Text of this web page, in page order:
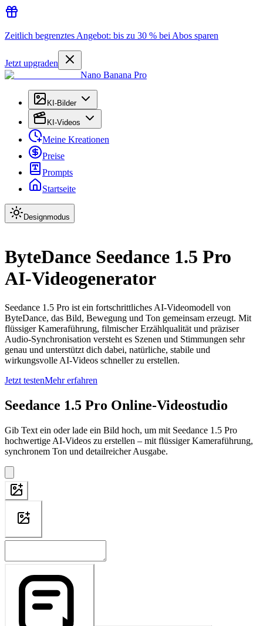
Zeitlich begrenztes Angebot: bis zu 30 % bei Abos sparen
Jetzt upgraden
Nano Banana Pro
KI-Bilder
KI-Videos
Meine Kreationen
Preise
Prompts
Startseite
Designmodus
ByteDance Seedance 1.5 Pro
AI-Videogenerator
Seedance 1.5 Pro ist ein fortschrittliches AI-Videomodell von
ByteDance, das Bild, Bewegung und Ton gemeinsam erzeugt. Mit
flüssiger Kameraführung, filmischer Erzählqualität und präziser
Audio-Synchronisation versteht es Szenen und Stimmungen sehr
genau und unterstützt dich dabei, natürliche, stabile und
wirkungsvolle AI-Videos schneller zu erstellen.
Jetzt testenMehr erfahren
Seedance 1.5 Pro Online-Videostudio
Gib Text ein oder lade ein Bild hoch, um mit Seedance 1.5 Pro
hochwertige AI-Videos zu erstellen – mit flüssiger Kameraführung,
synchronem Ton und detailreicher Ausgabe.